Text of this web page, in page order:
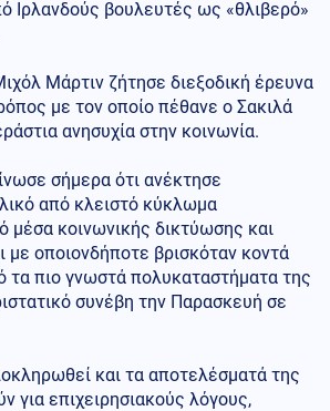
Ιρλανδούς βουλευτές ως «θλιβερό»
Μάρτιν ζήτησε διεξοδική έρευνα
με τον οποίο πέθανε ο Σακιλά
ανησυχία στην κοινωνία.
σήμερα ότι ανέκτησε
από κλειστό κύκλωμα
μέσα κοινωνικής δικτύωσης και
με οποιονδήποτε βρισκόταν κοντά
τα πιο γνωστά πολυκαταστήματα της
συνέβη την Παρασκευή σε
και τα αποτελέσματά της
για επιχειρησιακούς λόγους,